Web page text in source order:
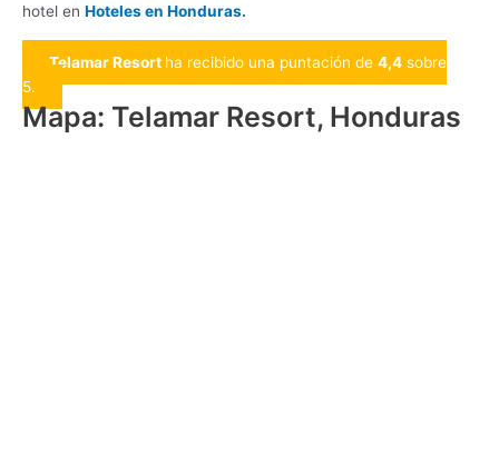
hotel en Hoteles en Honduras.
Telamar Resort ha recibido una puntación de 4,4 sobre
5.
Mapa: Telamar Resort, Honduras